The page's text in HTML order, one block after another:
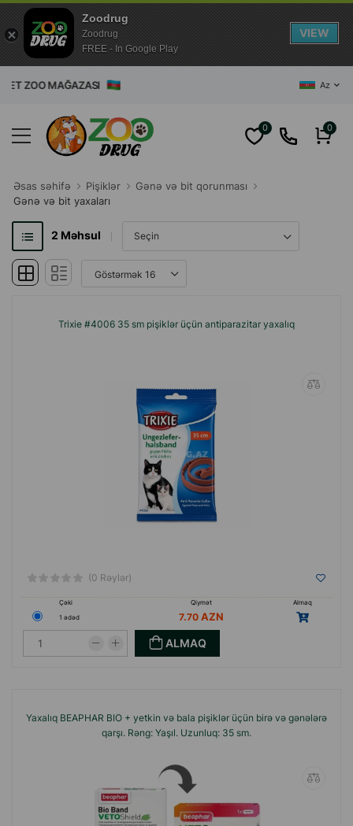
ZOO MAĞAZASI Az
0 0
Əsas səhifə Pişiklər
Gənə və bit qorunması
Gənə və bit yaxaları
2 Məhsul
Trixie #4006 35 sm pişiklər üçün antiparazitar yaxalıq
(0 Rəylər)
Çəki Qiymət
Almaq
1 ədəd
7.70
ALMAQ
Yaxalıq BEAPHAR BIO + yetkin və bala pişiklər üçün birə və gənələrə
qarşı. Rəng: Yaşıl. Uzunluq: 35 sm.
Zoodrug
Zoodrug
FREE - In Google Play
VIEW